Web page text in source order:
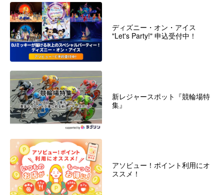
ディズニー・オン・アイス
"Let's Party!" 申込受付中！
新レジャースポット『競輪場特
集』
アソビュー！ポイント利用にオ
ススメ！